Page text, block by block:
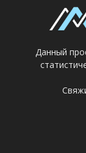
Данный